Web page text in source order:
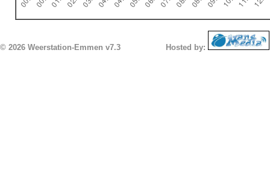
© 2026 Weerstation-Emmen v7.3 Hosted by: